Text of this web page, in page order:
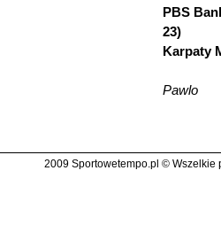
PBS
23)
Karpaty
Pawlo
2009 Sportowetempo.pl © Wszelkie